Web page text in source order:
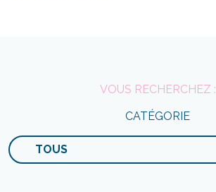
VOUS RECHERCHEZ :
CATÉGORIE